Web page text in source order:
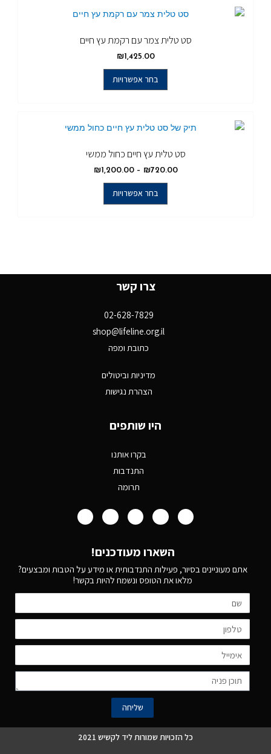
סט טלית צמר עם רקמת עץ חיים
₪1,425.00
בחר אפשרויות
סט טלית עץ חיים כחול ממשי
₪720.00
–
₪1,200.00
בחר אפשרויות
צרו קשר
02-628-7829
shop@lifeline.org.il
כתובת ומפה
מדיניות וביטולים
הצהרת נגישות
היו שותפים
בקרו אותנו
התנדבות
תרומה
השארו מעודכנים!
אתם מעוניינים בסיור, פעילות התנדבותית או מידע על הטבות ומבצעים?
מלאו את הטופס ונשמח להיות בקשר!
שליחה
כל הזכויות שמורות ליד לקשיש 2021